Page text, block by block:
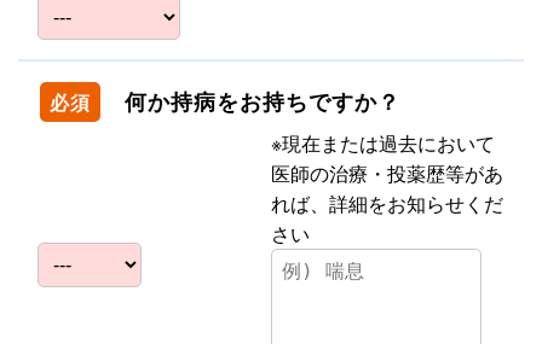
必須 何か持病をお持ちですか？
※現在または過去において
医師の治療・投薬歴等があ
れば、詳細をお知らせくだ
さい